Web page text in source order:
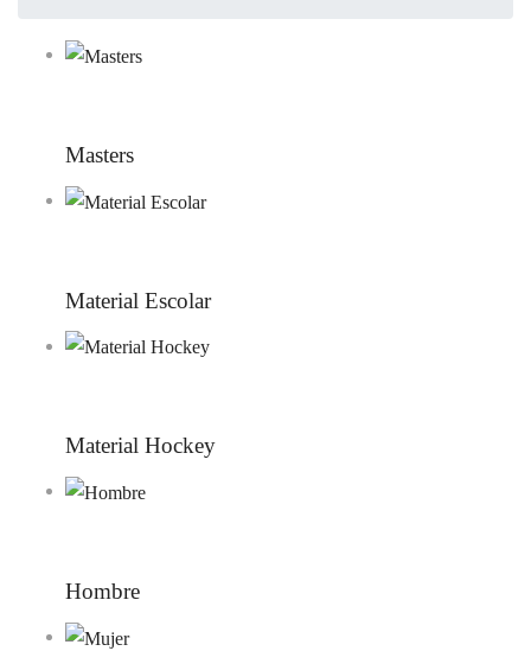
Masters
Material Escolar
Material Hockey
Hombre